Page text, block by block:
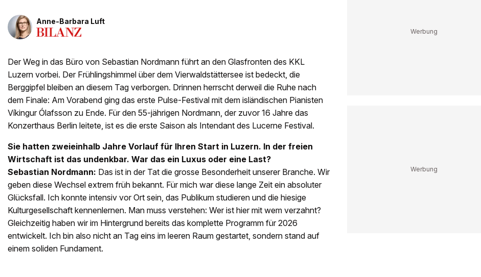
Anne-Barbara Luft
Der Weg in das Büro von Sebastian Nordmann führt an den Glasfronten des KKL
Luzern vorbei. Der Frühlingshimmel über dem Vierwaldstättersee ist bedeckt, die
Berggipfel bleiben an diesem Tag verborgen. Drinnen herrscht derweil die Ruhe nach
dem Finale: Am Vorabend ging das erste Pulse-Festival mit dem isländischen Pianisten
Víkingur Ólafsson zu Ende. Für den 55-jährigen Nordmann, der zuvor 16 Jahre das
Konzerthaus Berlin leitete, ist es die erste Saison als Intendant des Lucerne Festival.
Sie hatten zweieinhalb Jahre Vorlauf für Ihren Start in Luzern. In der freien
Wirtschaft ist das undenkbar. War das ein Luxus oder eine Last?
Sebastian Nordmann: Das ist in der Tat die grosse Besonderheit unserer Branche. Wir
geben diese Wechsel extrem früh bekannt. Für mich war diese lange Zeit ein absoluter
Glücksfall. Ich konnte intensiv vor Ort sein, das Publikum studieren und die hiesige
Kulturgesellschaft kennenlernen. Man muss verstehen: Wer ist hier mit wem verzahnt?
Gleichzeitig haben wir im Hintergrund bereits das komplette Programm für 2026
entwickelt. Ich bin also nicht an Tag eins im leeren Raum gestartet, sondern stand auf
einem soliden Fundament.